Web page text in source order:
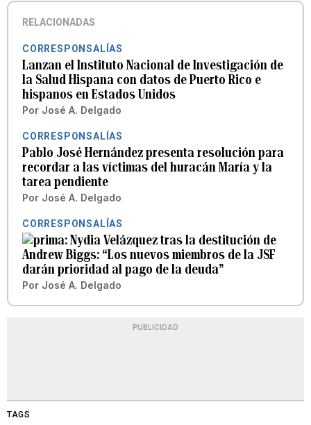
RELACIONADAS
CORRESPONSALÍAS
Lanzan el Instituto Nacional de Investigación de
la Salud Hispana con datos de Puerto Rico e
hispanos en Estados Unidos
Por José A. Delgado
CORRESPONSALÍAS
Pablo José Hernández presenta resolución para
recordar a las víctimas del huracán María y la
tarea pendiente
Por José A. Delgado
CORRESPONSALÍAS
Nydia Velázquez tras la destitución de
Andrew Biggs: “Los nuevos miembros de la JSF
darán prioridad al pago de la deuda”
Por José A. Delgado
PUBLICIDAD
TAGS